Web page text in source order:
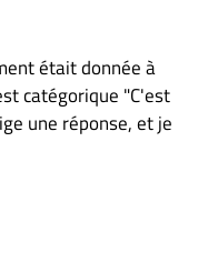
était donnée à
catégorique "C'est
une réponse, et je